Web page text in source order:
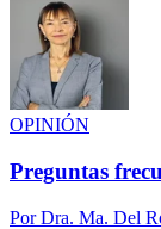
OPINIÓN
Preguntas
PorDra. Ma. Del